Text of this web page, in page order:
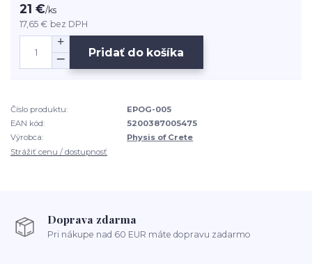
21 €/ks
17,65 € bez DPH
Pridať do košíka
Číslo produktu:
EPOG-005
EAN kód:
5200387005475
Výrobca:
Physis of Crete
Strážiť cenu / dostupnosť
Doprava zdarma
Pri nákupe nad 60 EUR máte dopravu zadarmo